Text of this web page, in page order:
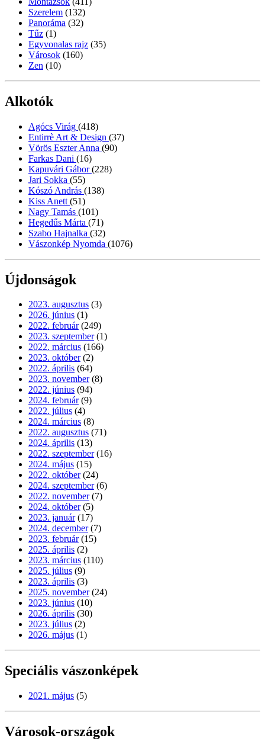
Szerelem (132)
Panoráma (32)
Tűz (1)
Egyvonalas rajz (35)
Városok (160)
Zen (10)
Alkotók
Agócs Virág (418)
Entirrè Art & Design (37)
Vörös Eszter Anna (90)
Farkas Dani (16)
Kapuvári Gábor(228)
Jari Sokka (55)
Kószó András (138)
Kiss Anett (51)
Nagy Tamás (101)
Hegedűs Márta (71)
Szabo Hajnalka (32)
Vászonkép Nyomda (1076)
Újdonságok
2023. augusztus (3)
2026. június (1)
2022. február (249)
2023. szeptember (1)
2022. március (166)
2023. október (2)
2022. április (64)
2023. november (8)
2022. június (94)
2024. február (9)
2022. július (4)
2024. március (8)
2022. augusztus (71)
2024. április (13)
2022. szeptember (16)
2024. május (15)
2022. október (24)
2024. szeptember (6)
2022. november (7)
2024. október (5)
2023. január (17)
2024. december (7)
2023. február (15)
2025. április (2)
2023. március (110)
2025. július (9)
2023. április (3)
2025. november (24)
2023. június (10)
2026. április (30)
2023. július (2)
2026. május (1)
Speciális vászonképek
2021. május (5)
Városok-országok